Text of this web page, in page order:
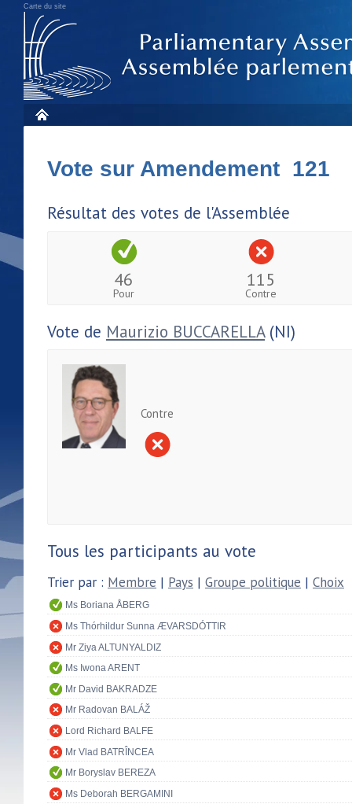
Carte du site
Vote sur Amendement 121
Résultat des votes de l'Assemblée
46
Pour
115
Contre
Vote de Maurizio BUCCARELLA(NI)
Contre
Tous les participants au vote
Trier par : Membre | Pays | Groupe politique | Choix
Ms Boriana ÅBERG
Ms Thórhildur Sunna ÆVARSDÓTTIR
Mr Ziya ALTUNYALDIZ
Ms Iwona ARENT
Mr David BAKRADZE
Mr Radovan BALÁŽ
Lord Richard BALFE
Mr Vlad BATRÎNCEA
Mr Boryslav BEREZA
Ms Deborah BERGAMINI